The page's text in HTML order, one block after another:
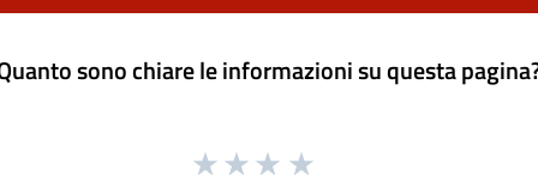
sono chiare le informazioni su questa